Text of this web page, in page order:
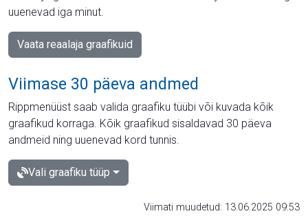
uuenevad iga minut.
Vaata reaalaja graafikuid
Viimase 30 päeva andmed
Rippmenüüst saab valida graafiku tüübi või kuvada kõik
graafikud korraga. Kõik graafikud sisaldavad 30 päeva
andmeid ning uuenevad kord tunnis.
Vali graafiku tüüp
Viimati muudetud: 13.06.2025 09:53